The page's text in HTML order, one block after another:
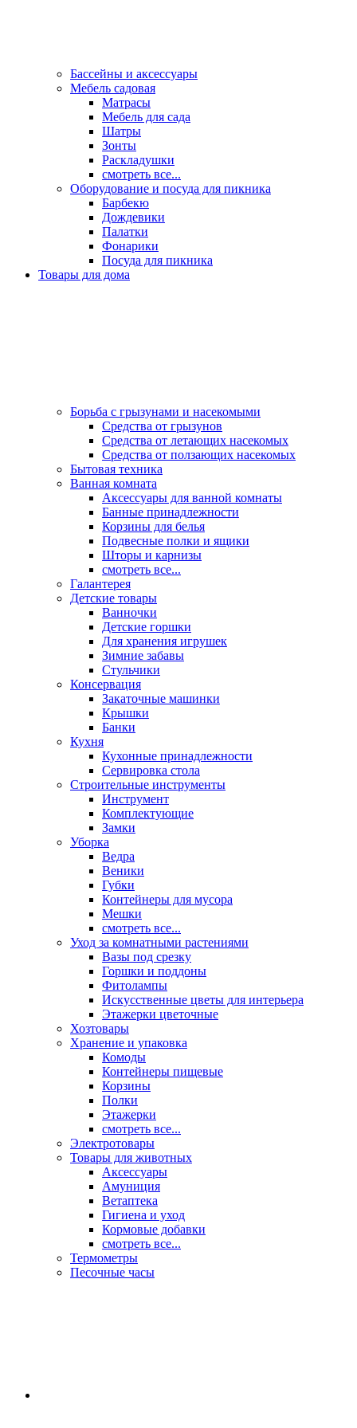
Бассейны и аксессуары
Мебель садовая
Матрасы
Мебель для сада
Шатры
Зонты
Раскладушки
смотреть все...
Оборудование и посуда для пикника
Барбекю
Дождевики
Палатки
Фонарики
Посуда для пикника
Товары для дома
Борьба с грызунами и насекомыми
Средства от грызунов
Средства от летающих насекомых
Средства от ползающих насекомых
Бытовая техника
Ванная комната
Аксессуары для ванной комнаты
Банные принадлежности
Корзины для белья
Подвесные полки и ящики
Шторы и карнизы
смотреть все...
Галантерея
Детские товары
Ванночки
Детские горшки
Для хранения игрушек
Зимние забавы
Стульчики
Консервация
Закаточные машинки
Крышки
Банки
Кухня
Кухонные принадлежности
Сервировка стола
Строительные инструменты
Инструмент
Комплектующие
Замки
Уборка
Ведра
Веники
Губки
Контейнеры для мусора
Мешки
смотреть все...
Уход за комнатными растениями
Вазы под срезку
Горшки и поддоны
Фитолампы
Искусственные цветы для интерьера
Этажерки цветочные
Хозтовары
Хранение и упаковка
Комоды
Контейнеры пищевые
Корзины
Полки
Этажерки
смотреть все...
Электротовары
Товары для животных
Аксессуары
Амуниция
Ветаптека
Гигиена и уход
Кормовые добавки
смотреть все...
Термометры
Песочные часы